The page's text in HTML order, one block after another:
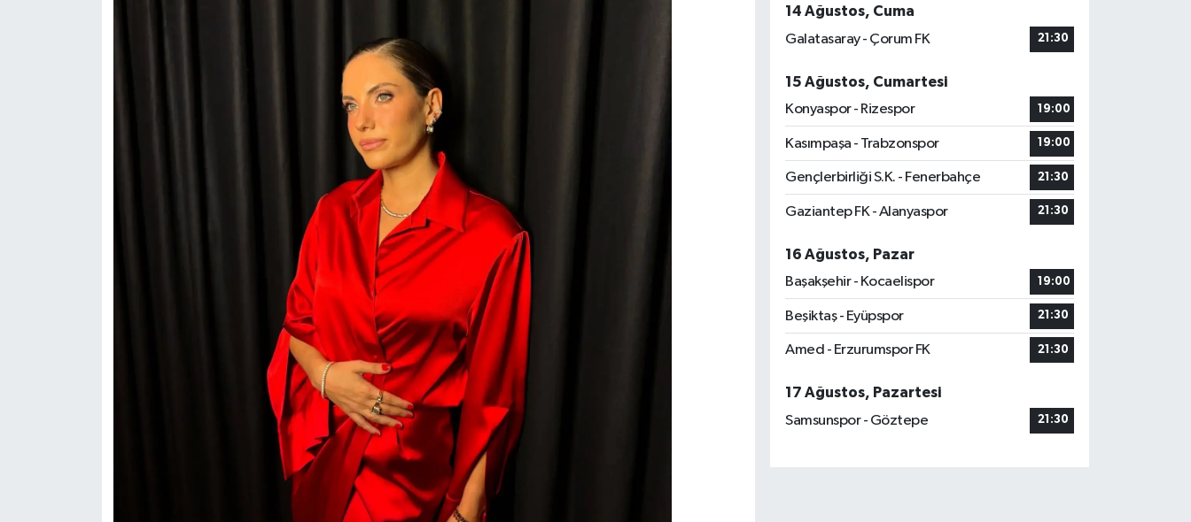
14 Ağustos, Cuma
Galatasaray - Çorum FK
21:30
15 Ağustos, Cumartesi
Konyaspor - Rizespor
19:00
Kasımpaşa - Trabzonspor 19:00
Gençlerbirliği S.K. - Fenerbahçe 21:30
Gaziantep FK - Alanyaspor 21:30
16 Ağustos, Pazar
Başakşehir - Kocaelispor
19:00
Beşiktaş - Eyüpspor 21:30
Amed - Erzurumspor FK 21:30
17 Ağustos, Pazartesi
Samsunspor - Göztepe
21:30